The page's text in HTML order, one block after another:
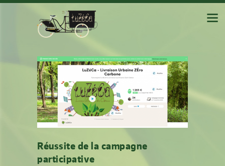
Réussite de la campagne
participative